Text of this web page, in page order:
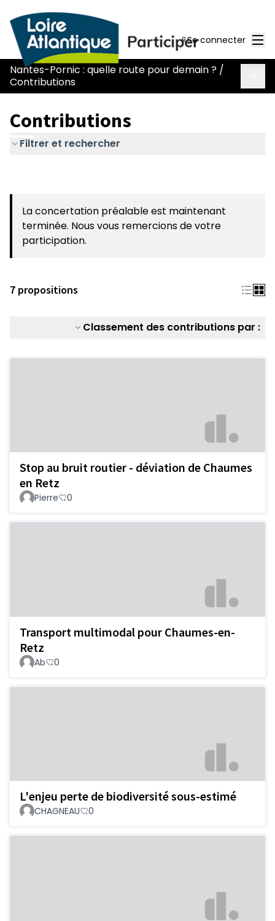
Se connecter
Nantes-Pornic : quelle route pour demain ? /
Contributions
Contributions
Filtrer et rechercher
La concertation préalable est maintenant
terminée. Nous vous remercions de votre
participation.
7 propositions
Classement des contributions par :
Stop au bruit routier - déviation de Chaumes
en Retz
Pierre 0
Transport multimodal pour Chaumes-en-
Retz
Ab 0
L'enjeu perte de biodiversité sous-estimé
CHAGNEAU 0